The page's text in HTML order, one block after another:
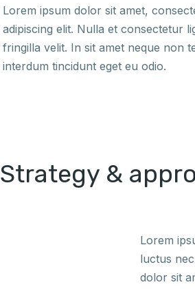
Lorem ipsum dolor sit amet,
adipiscing elit. Nulla et consectetur
fringilla velit. In sit amet neque non
interdum tincidunt eget eu odio.
Strategy &
Lorem
luctus nec
dolor sit